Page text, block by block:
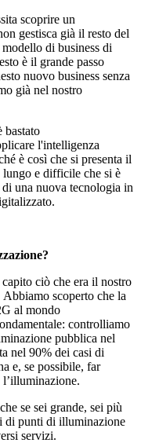
scoprire un
gestisca già il resto del
di business di
è il grande passo
nuovo business senza
già nel nostro
bastato
l'intelligenza
è così che si presenta il
e difficile che si è
una nuova tecnologia in
ciò che era il nostro
Abbiamo scoperto che la
al mondo
controlliamo
pubblica nel
nel 90% dei casi di
e, se possibile, far
se sei grande, sei più
di punti di illuminazione
servizi.